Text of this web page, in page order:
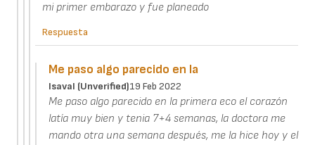
mi primer embarazo y fue planeado
Respuesta
Me paso algo parecido en la
Isaval (unverified)19 Feb 2022
Me paso algo parecido en la primera eco el corazón
latía muy bien y tenia 7+4 semanas, la doctora me
mando otra una semana después, me la hice hoy y el